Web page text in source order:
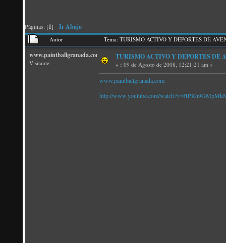
Páginas: [1] Ir Abajo
Autor Tema: TURISMO ACTIVO Y DEPORTES DE
www.paintballgranada.com
Visitante
TURISMO ACTIVO Y DEPORTES DE
« : 09 de Agosto de 2008, 12:21:21 am »
www.paintballgranada.com
http://www.youtube.com/